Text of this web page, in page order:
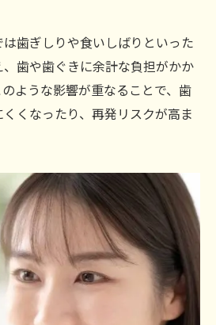
歯ぎしりや食いしばりといった
歯や歯ぐきに余計な負担がかか
ような影響が重なることで、歯
くなったり、再発リスクが高ま